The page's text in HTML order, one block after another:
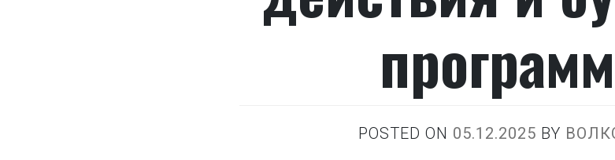
POSTED ON 05.12.2025 BY